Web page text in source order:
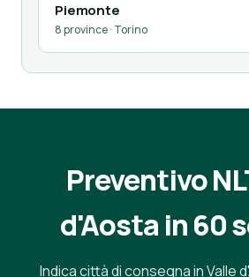
Piemonte
8 province · Torino
Preventivo
d'Aosta in 60
Indica città di consegna in Valle